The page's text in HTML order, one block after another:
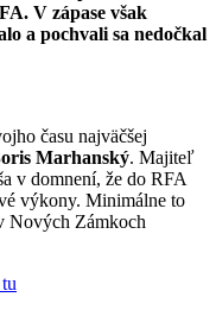
V zápase však
a pochvali sa nedočkal
času najväčšej
Marhanský. Majiteľ
v domnení, že do RFA
výkony. Minimálne to
Nových Zámkoch